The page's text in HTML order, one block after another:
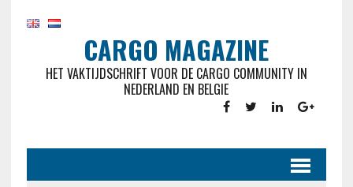
CARGO MAGAZINE
HET VAKTIJDSCHRIFT VOOR DE CARGO COMMUNITY IN
NEDERLAND EN BELGIE